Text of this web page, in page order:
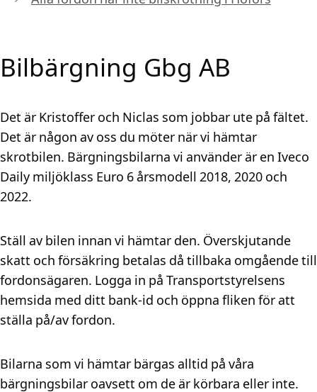
Bilbärgning Gbg AB
Det är Kristoffer och Niclas som jobbar ute på fältet.
Det är någon av oss du möter när vi hämtar
skrotbilen. Bärgningsbilarna vi använder är en Iveco
Daily miljöklass Euro 6 årsmodell 2018, 2020 och
2022.
Ställ av bilen innan vi hämtar den. Överskjutande
skatt och försäkring betalas då tillbaka omgående till
fordonsägaren. Logga in på Transportstyrelsens
hemsida med ditt bank-id och öppna fliken för att
ställa på/av fordon.
Bilarna som vi hämtar bärgas alltid på våra
bärgningsbilar oavsett om de är körbara eller inte.